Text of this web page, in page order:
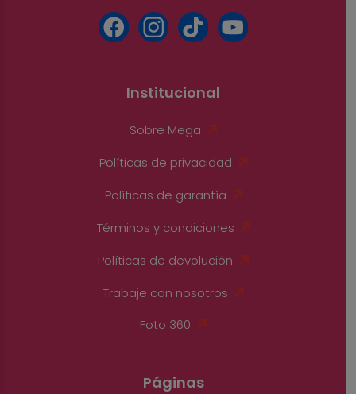
Institucional
Sobre Mega
Políticas de privacidad
Políticas de garantía
Términos y condiciones
Políticas de devolución
Trabaje con nosotros
Foto 360
Páginas